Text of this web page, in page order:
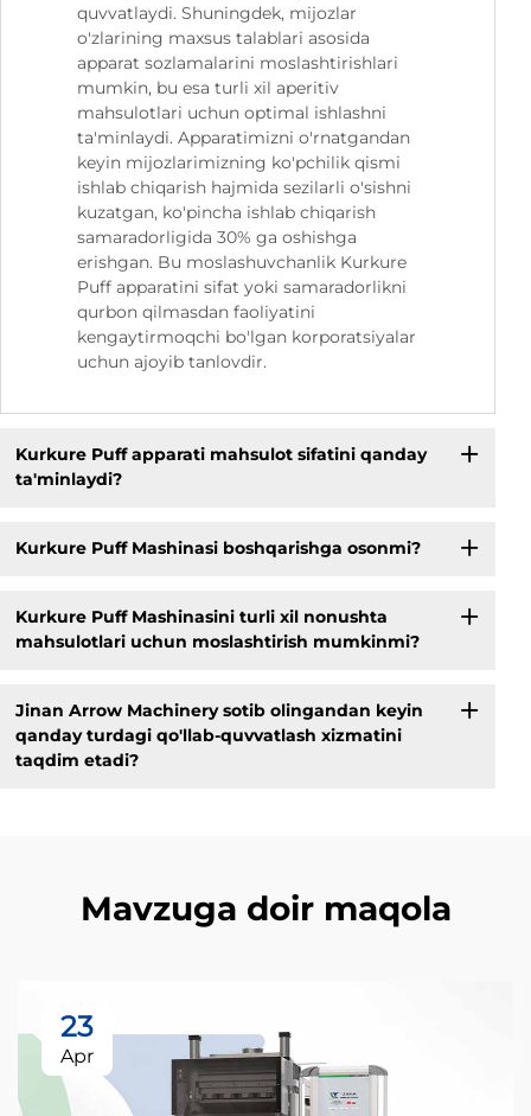
quvvatlaydi. Shuningdek, mijozlar
o'zlarining maxsus talablari asosida
apparat sozlamalarini moslashtirishlari
mumkin, bu esa turli xil aperitiv
mahsulotlari uchun optimal ishlashni
ta'minlaydi. Apparatimizni o'rnatgandan
keyin mijozlarimizning ko'pchilik qismi
ishlab chiqarish hajmida sezilarli o'sishni
kuzatgan, ko'pincha ishlab chiqarish
samaradorligida 30% ga oshishga
erishgan. Bu moslashuvchanlik Kurkure
Puff apparatini sifat yoki samaradorlikni
qurbon qilmasdan faoliyatini
kengaytirmoqchi bo'lgan korporatsiyalar
uchun ajoyib tanlovdir.
Kurkure Puff apparati mahsulot sifatini qanday
ta'minlaydi?
Kurkure Puff Mashinasi boshqarishga osonmi?
Kurkure Puff Mashinasini turli xil nonushta
mahsulotlari uchun moslashtirish mumkinmi?
Jinan Arrow Machinery sotib olingandan keyin
qanday turdagi qo'llab-quvvatlash xizmatini
taqdim etadi?
Mavzuga doir maqola
23
Apr